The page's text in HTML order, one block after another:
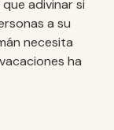
adivinar si
a su
necesita
ha